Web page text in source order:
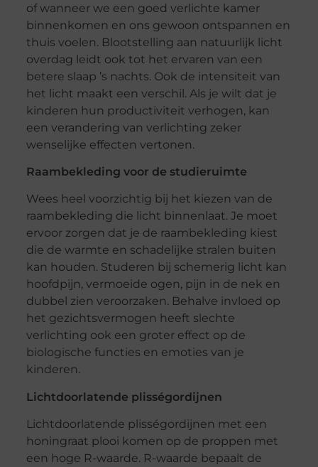
of wanneer we een goed verlichte kamer
binnenkomen en ons gewoon ontspannen en
thuis voelen. Blootstelling aan natuurlijk licht
overdag leidt ook tot het ervaren van een
betere slaap ’s nachts. Ook de intensiteit van
het licht maakt een verschil. Als je wilt dat je
kinderen hun productiviteit verhogen, kan
een verandering van verlichting zeker
wenselijke effecten vertonen.
Raambekleding voor de studieruimte
Wees heel voorzichtig bij het kiezen van de
raambekleding die licht binnenlaat. Je moet
ervoor zorgen dat je de raambekleding kiest
die de warmte en schadelijke stralen buiten
kan houden. Studeren bij schemerig licht kan
hoofdpijn, vermoeide ogen, pijn in de nek en
dubbel zien veroorzaken. Behalve invloed op
het gezichtsvermogen heeft slechte
verlichting ook een groter effect op de
biologische functies en emoties van je
kinderen.
Lichtdoorlatende plisségordijnen
Lichtdoorlatende plisségordijnen met een
honingraat plooi komen op de proppen met
een hoge R-waarde. R-waarde bepaalt de